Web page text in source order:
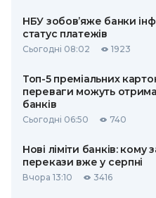
НБУ зобов’яже банки
статус платежів
Сьогодні 08:02 1923
Топ-5 преміальних
переваги можуть
банків
Сьогодні 06:50 740
Нові ліміти банків:
перекази вже у серпні
Вчора 13:10 3416